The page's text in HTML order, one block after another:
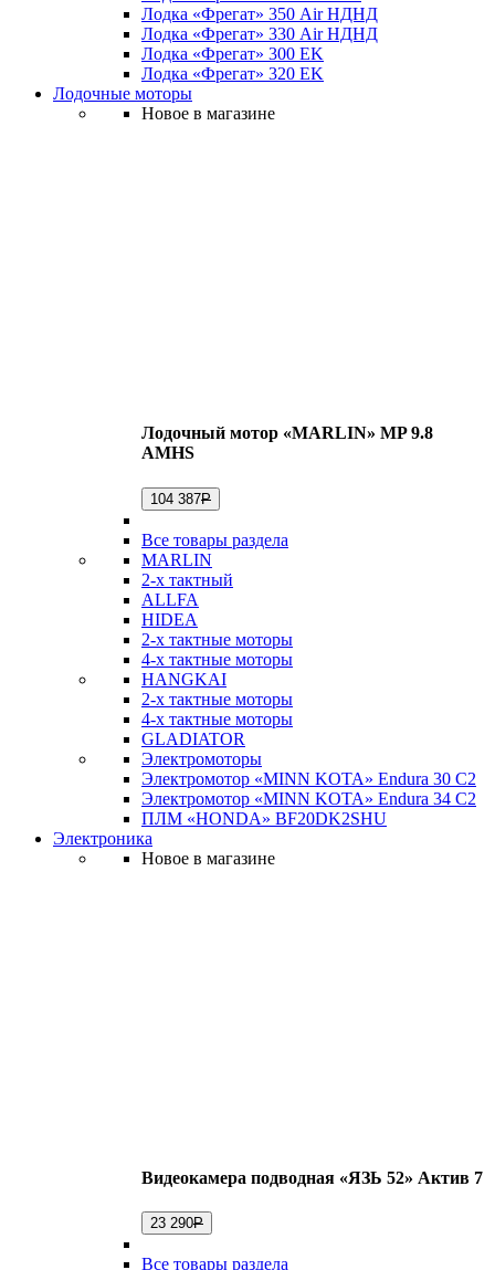
Лодка «Фрегат» 350 Air НДНД
Лодка «Фрегат» 330 Air НДНД
Лодка «Фрегат» 300 ЕK
Лодка «Фрегат» 320 ЕK
Лодочные моторы
Новое в магазине
Лодочный мотор «MARLIN» MP 9.8
AMHS
104 387Р
Все товары раздела
MARLIN
2-х тактный
ALLFA
HIDEA
2-х тактные моторы
4-х тактные моторы
HANGKAI
2-х тактные моторы
4-х тактные моторы
GLADIATOR
Электромоторы
Электромотор «MINN KOTA» Endura 30 C2
Электромотор «MINN KOTA» Endura 34 C2
ПЛМ «HONDA» BF20DK2SHU
Электроника
Новое в магазине
Видеокамера подводная «ЯЗЬ 52» Актив 7
23 290Р
Все товары раздела